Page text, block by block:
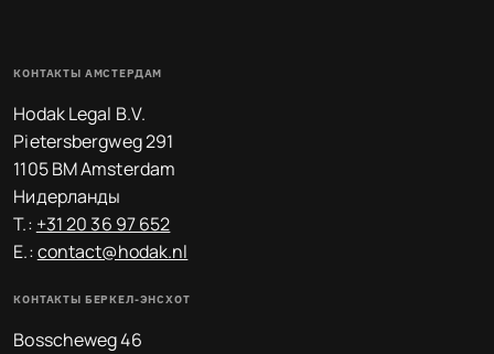
КОНТАКТЫ АМСТЕРДАМ
Hodak Legal B.V.
Pietersbergweg 291
1105 BM Amsterdam
Нидерланды
T.: +31 20 36 97 652
E.:contact@hodak.nl
КОНТАКТЫ БЕРКЕЛ-ЭНСХОТ
Bosscheweg 46